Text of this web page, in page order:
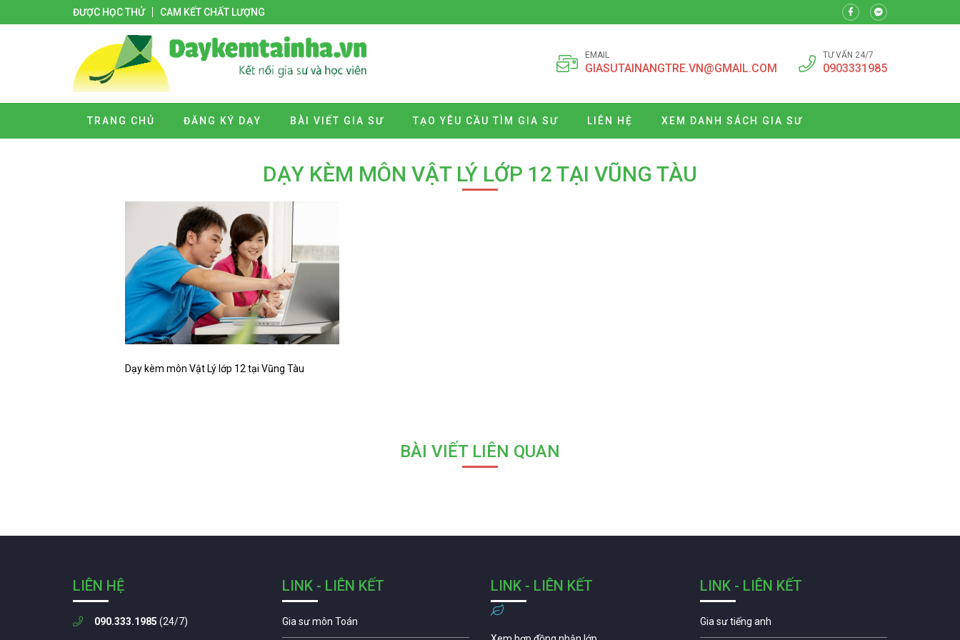
ĐƯỢC HỌC THỬ CAM KẾT CHẤT LƯỢNG
EMAIL
GIASUTAINANGTRE.VN@GMAIL.COM
TƯ VẤN 24/7
0903331985
TRANG CHỦ ĐĂNG KÝ DẠY BÀI VIẾT GIA SƯ TẠO YÊU CẦU TÌM GIA SƯ LIÊN HỆ XEM DANH SÁCH GIA SƯ
DẠY KÈM MÔN VẬT LÝ LỚP 12 TẠI VŨNG TÀU
Dạy kèm môn Vật Lý lớp 12 tại Vũng Tàu
BÀI VIẾT LIÊN QUAN
LIÊN HỆ
090.333.1985 (24/7)
LINK - LIÊN KẾT
Gia sư môn Toán
LINK - LIÊN KẾT LINK - LIÊN KẾT
Gia sư tiếng anh